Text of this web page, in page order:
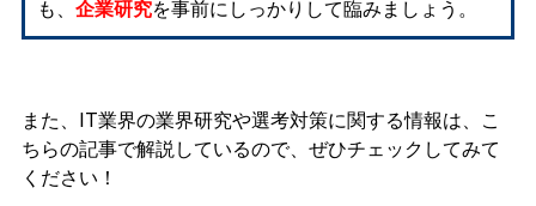
も、 企業研究を事前にしっかりして臨みましょう。
また、IT業界の業界研究や選考対策に関する情報は、こ
ちらの記事で解説しているので、ぜひチェックしてみて
ください！